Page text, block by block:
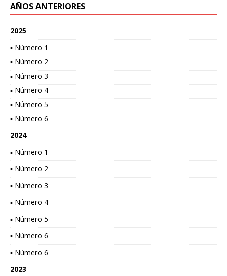
AÑOS ANTERIORES
2025
▪ Número 1
▪ Número 2
▪ Número 3
▪ Número 4
▪ Número 5
▪ Número 6
2024
▪ Número 1
▪ Número 2
▪ Número 3
▪ Número 4
▪ Número 5
▪ Número 6
▪ Número 6
2023